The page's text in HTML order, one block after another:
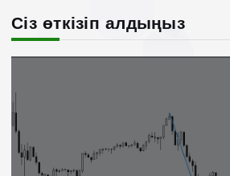
Сіз өткізіп алдыңыз